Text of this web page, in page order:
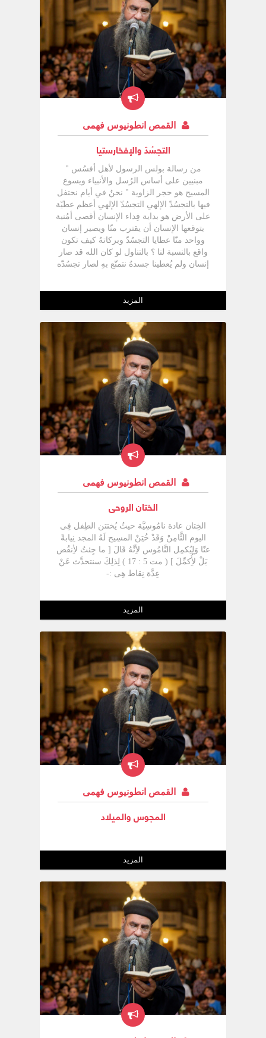
القمص انطونيوس فهمى
التجسُدّ والإفخارستيا
من رسالة بولس الرسول لأهل أفسُس "
مبنيين على أساس الرُسل والأنبياء ويسوع
المسيح هو حجر الزاوية " نحنُ فىِ أيام نحتفل
فيها بالتجسُدّ الإلهىِ التجسُدّ الإلهىِ أعظم عطيّة
على الأرض هو بداية فِداء الإنسان أقصى أمُنية
يتوقعها الإنسان أن يقترب منّا ويصير إنسان
وواحد منّا عطايا التجسُدّ وبركاتهُ كيف تكون
واقع بالنسبة لنا ؟ بالتناول لو كان الله قد صار
إنسان ولم يُعطينا جسدهُ نتمتّع بهِ لصار تجسُدّه
التجسُدّ إلى واقع لذلك الكاهن فى القُداس
يحكىِ قصة الخليقة " يا الله العظيم الأبدىِ
الذى جبل الإنسان على غير فساد والموت الذى
دخل إلى العالم بحسد إبليس هزمتهُ بالظهور
المُحيى الذىِ لإبنك الوحيد الجنس ربنا يسوع
المسيح "
المزيد
القمص انطونيوس فهمى
الختان الروحى
الخِتان عادة نامُوسِيَّة حيثُ يُختتن الطِفل فِى
اليوم الثَّامِنْ وَقَدْ خُتِنْ المسِيح لَهُ المجد نِيابةً
عنّا وَلِيُكمِل النَّامُوس لأِنَّهُ قَالَ [ ما جِئتُ لأِنقُض
بَلْ لأُِكمِّلَ ] ( مت 5 : 17 ) لِذلِكَ سنتحدَّث عَنْ
عِدَّة نِقاط هِى :-
المزيد
القمص انطونيوس فهمى
المجوس والميلاد
المزيد